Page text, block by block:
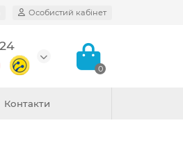
Особистий кабінет
0
Контакти